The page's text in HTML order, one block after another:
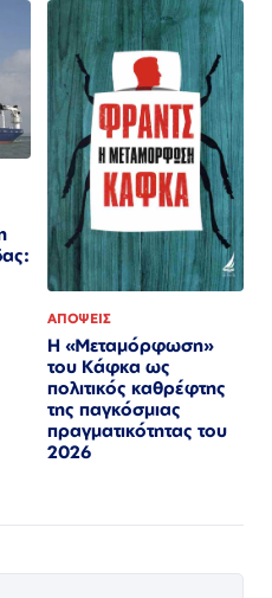
ΑΠΟΨΕΙΣ
Η «Μεταμόρφωση»
του Κάφκα ως
πολιτικός καθρέφτης
της παγκόσμιας
πραγματικότητας του
2026